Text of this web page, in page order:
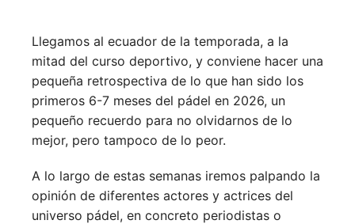
Llegamos al ecuador de la temporada, a la
mitad del curso deportivo, y conviene hacer una
pequeña retrospectiva de lo que han sido los
primeros 6-7 meses del pádel en 2026, un
pequeño recuerdo para no olvidarnos de lo
mejor, pero tampoco de lo peor.
A lo largo de estas semanas iremos palpando la
opinión de diferentes actores y actrices del
universo pádel, en concreto periodistas o